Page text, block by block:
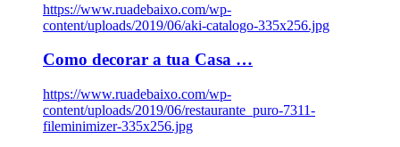
https://www.ruadebaixo.com/wp-
content/uploads/2019/06/aki-catalogo-335x256.jpg
Como decorar a tua Casa …
https://www.ruadebaixo.com/wp-
content/uploads/2019/06/restaurante_puro-7311-
fileminimizer-335x256.jpg